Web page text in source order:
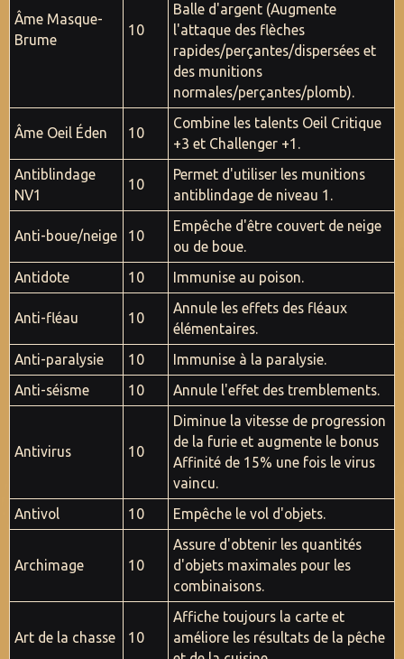
Âme Masque-
Brume
10
Balle d'argent (Augmente
l'attaque des flèches
rapides/perçantes/dispersées et
des munitions
normales/perçantes/plomb).
Âme Oeil Éden 10
Combine les talents Oeil Critique
+3 et Challenger +1.
Antiblindage
NV1
10
Permet d'utiliser les munitions
antiblindage de niveau 1.
Anti-boue/neige 10
Empêche d'être couvert de neige
ou de boue.
Antidote
10 Immunise au poison.
Anti-fléau 10
Annule les effets des fléaux
élémentaires.
Anti-paralysie
10
Immunise à la paralysie.
Anti-séisme
10 Annule l'effet des tremblements.
Antivirus 10
Diminue la vitesse de progression
de la furie et augmente le bonus
Affinité de 15% une fois le virus
vaincu.
Antivol
10 Empêche le vol d'objets.
Archimage 10
Assure d'obtenir les quantités
d'objets maximales pour les
combinaisons.
Art de la chasse 10
Affiche toujours la carte et
améliore les résultats de la pêche